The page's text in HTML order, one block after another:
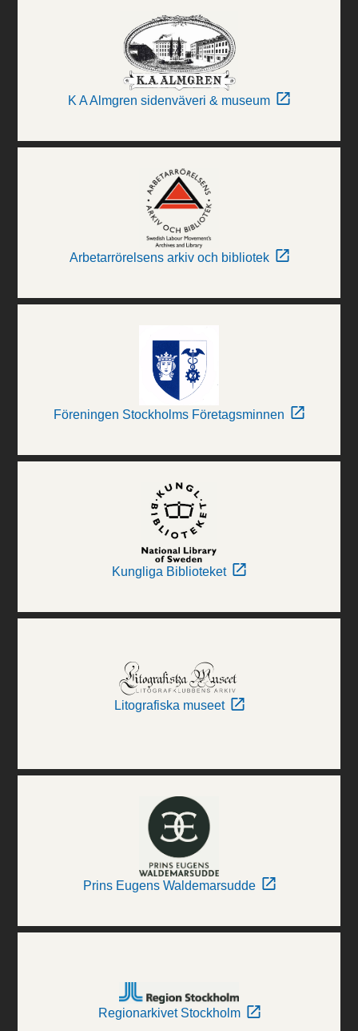
K A Almgren sidenväveri & museum
Arbetarrörelsens arkiv och bibliotek
Föreningen Stockholms Företagsminnen
Kungliga Biblioteket
Litografiska museet
Prins Eugens Waldemarsudde
Regionarkivet Stockholm